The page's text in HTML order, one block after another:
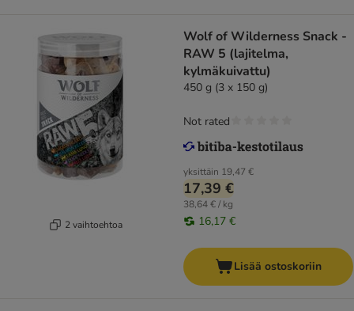
2 vaihtoehtoa
Wolf of Wilderness Snack -
RAW 5 (lajitelma,
kylmäkuivattu)
450 g (3 x 150 g)
yksittäin 19,47 €
17,39 €
38,64 € / kg
16,17 €
Not rated
Lisää ostoskoriin